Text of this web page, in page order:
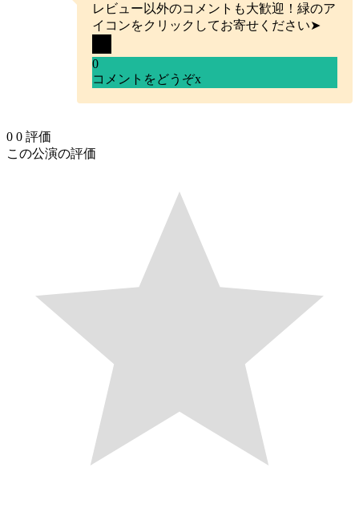
レビュー以外のコメントも大歓迎！緑のア
イコンをクリックしてお寄せください➤
0
コメントをどうぞx
0 0 評価
この公演の評価